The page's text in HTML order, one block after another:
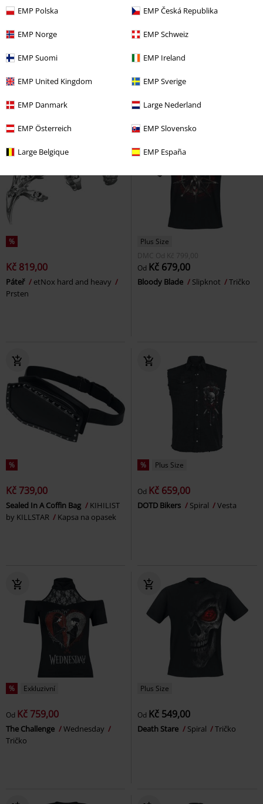
EMP Polska EMP Česká Republika
EMP Norge EMP Schweiz
EMP Suomi EMP Ireland
EMP United Kingdom EMP Sverige
EMP Danmark Large Nederland
EMP Österreich EMP Slovensko
Large Belgique EMP España
%
Batoh Collins
Rocksax - Wanyk Star Patch
%
Kč 819,00
Páteř
etNox hard and heavy
Prsten
Plus Size
DMC Od Kč 799,00
Od Kč 679,00
Bloody Blade Slipknot Tričko
%
Kč 739,00
Sealed In A Coffin Bag
KIHILIST
by KILLSTAR
Kapsa na opasek
% Plus Size
Od Kč 659,00
DOTD Bikers Spiral Vesta
% Exkluzivní
Od Kč 759,00
The Challenge
Wednesday
Tričko
Plus Size
Od Kč 549,00
Death Stare Spiral Tričko